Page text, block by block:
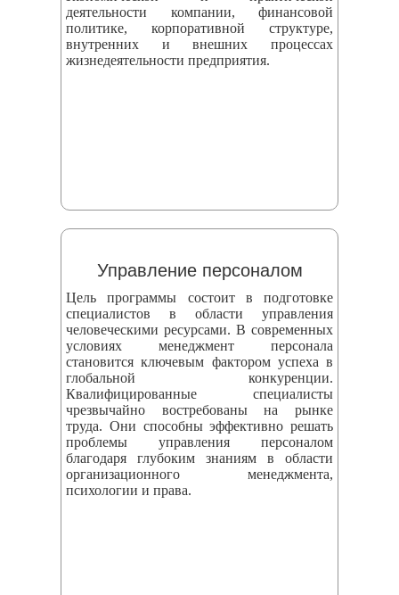
деятельности компании, финансовой
политике, корпоративной структуре,
внутренних и внешних процессах
жизнедеятельности предприятия.
Управление персоналом
Цель программы состоит в подготовке
специалистов в области управления
человеческими ресурсами. В современных
условиях менеджмент персонала
становится ключевым фактором успеха в
глобальной конкуренции.
Квалифицированные специалисты
чрезвычайно востребованы на рынке
труда. Они способны эффективно решать
проблемы управления персоналом
благодаря глубоким знаниям в области
организационного менеджмента,
психологии и права.